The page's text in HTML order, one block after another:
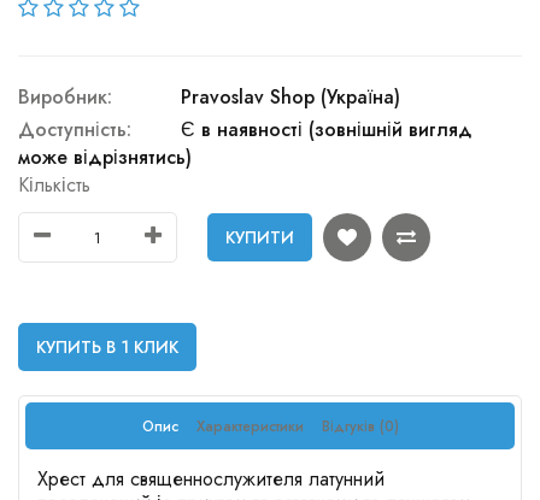
Виробник:
Pravoslav Shop (Україна)
Доступність:
Є в наявності (зовнішній вигляд
може відрізнятись)
Кількість
КУПИТИ
КУПИТЬ В 1 КЛИК
Опис Характеристики Відгуків (0)
Хрест для священнослужителя латунний